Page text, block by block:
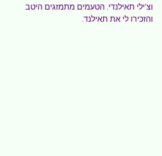
וצ'ילי תאילנדי. הטעמים מתמזגים היטב
והזכירו לי את תאילנד.